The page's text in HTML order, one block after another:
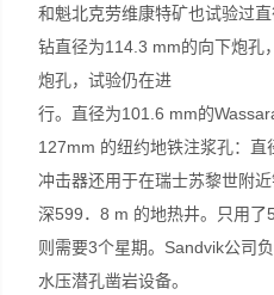
和魁北克劳维康特矿也试验过
钻直径为114.3 mm的向下炮孔
炮孔，试验仍在进
行。直径为101.6 mm的
127mm 的纽约地铁注浆孔：
冲击器还用于在瑞士苏黎世附
深599．8 m 的地热井。只用
则需要3个星期。Sandvik公司
水压潜孔凿岩设备。